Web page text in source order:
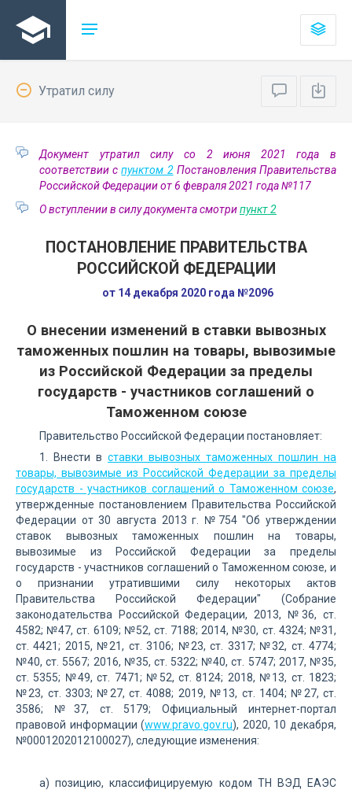
Утратил силу
Документ утратил силу со 2 июня 2021 года в
соответствии спунктом 2Постановления Правительства
Российской Федерации от 6 февраля 2021 года №117
О вступлении в силу документа смотрипункт 2
ПОСТАНОВЛЕНИЕ ПРАВИТЕЛЬСТВА
РОССИЙСКОЙ ФЕДЕРАЦИИ
от 14 декабря 2020 года №2096
О внесении изменений в ставки вывозных
таможенных пошлин на товары, вывозимые
из Российской Федерации за пределы
государств - участников соглашений о
Таможенном союзе
Правительство Российской Федерации постановляет:
1. Внести в ставки вывозных таможенных пошлин на
товары, вывозимые из Российской Федерации за пределы
государств - участников соглашений о Таможенном союзе,
утвержденные постановлением Правительства Российской
Федерации от 30 августа 2013 г. №754 "Об утверждении
ставок вывозных таможенных пошлин на товары,
вывозимые из Российской Федерации за пределы
государств - участников соглашений о Таможенном союзе, и
о признании утратившими силу некоторых актов
Правительства Российской Федерации" (Собрание
законодательства Российской Федерации, 2013, №36, ст.
4582; №47, ст. 6109; №52, ст. 7188; 2014, №30, ст. 4324; №31,
ст. 4421; 2015, №21, ст. 3106; №23, ст. 3317; №32, ст. 4774;
№40, ст. 5567; 2016, №35, ст. 5322; №40, ст. 5747; 2017, №35,
ст. 5355; №49, ст. 7471; №52, ст. 8124; 2018, №13, ст. 1823;
№23, ст. 3303; №27, ст. 4088; 2019, №13, ст. 1404; №27, ст.
3586; №37, ст. 5179; Официальный интернет-портал
правовой информации (www.pravo.gov.ru), 2020, 10 декабря,
№0001202012100027), следующие изменения:
а) позицию, классифицируемую кодом ТН ВЭД ЕАЭС